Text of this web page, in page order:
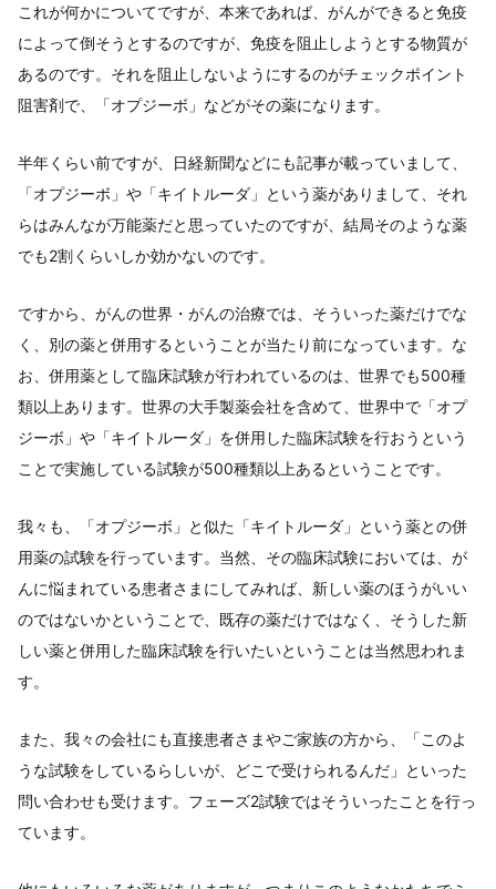
これが何かについてですが、本来であれば、がんができると免疫
によって倒そうとするのですが、免疫を阻止しようとする物質が
あるのです。それを阻止しないようにするのがチェックポイント
阻害剤で、「オプジーボ」などがその薬になります。
半年くらい前ですが、日経新聞などにも記事が載っていまして、
「オプジーボ」や「キイトルーダ」という薬がありまして、それ
らはみんなが万能薬だと思っていたのですが、結局そのような薬
でも2割くらいしか効かないのです。
ですから、がんの世界・がんの治療では、そういった薬だけでな
く、別の薬と併用するということが当たり前になっています。な
お、併用薬として臨床試験が行われているのは、世界でも500種
類以上あります。世界の大手製薬会社を含めて、世界中で「オプ
ジーボ」や「キイトルーダ」を併用した臨床試験を行おうという
ことで実施している試験が500種類以上あるということです。
我々も、「オプジーボ」と似た「キイトルーダ」という薬との併
用薬の試験を行っています。当然、その臨床試験においては、が
んに悩まれている患者さまにしてみれば、新しい薬のほうがいい
のではないかということで、既存の薬だけではなく、そうした新
しい薬と併用した臨床試験を行いたいということは当然思われま
す。
また、我々の会社にも直接患者さまやご家族の方から、「このよ
うな試験をしているらしいが、どこで受けられるんだ」といった
問い合わせも受けます。フェーズ2試験ではそういったことを行っ
ています。